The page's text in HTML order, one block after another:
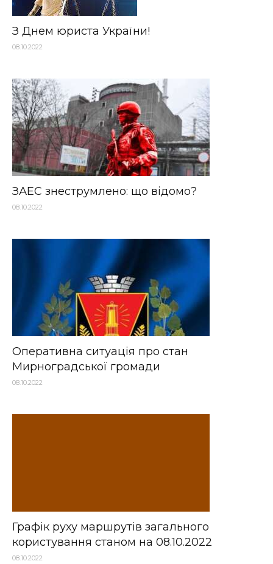
З Днем юриста України!
08.10.2022
ЗАЕС знеструмлено: що відомо?
08.10.2022
Оперативна ситуація про стан
Мирноградської громади
08.10.2022
Графік руху маршрутів загального
користування станом на 08.10.2022
08.10.2022